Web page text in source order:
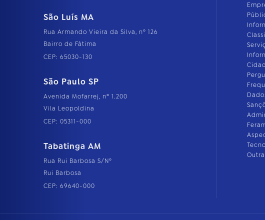
São Luís MA
Rua Armando Vieira da Silva, nº 126
Bairro de Fátima
CEP: 65030-130
São Paulo SP
Avenida Mofarrej, nº 1.200
Vila Leopoldina
CEP: 05311-000
Tabatinga AM
Rua Rui Barbosa S/Nº
Rui Barbosa
CEP: 69640-000